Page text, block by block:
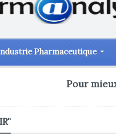
Pharmaceutique
Pour